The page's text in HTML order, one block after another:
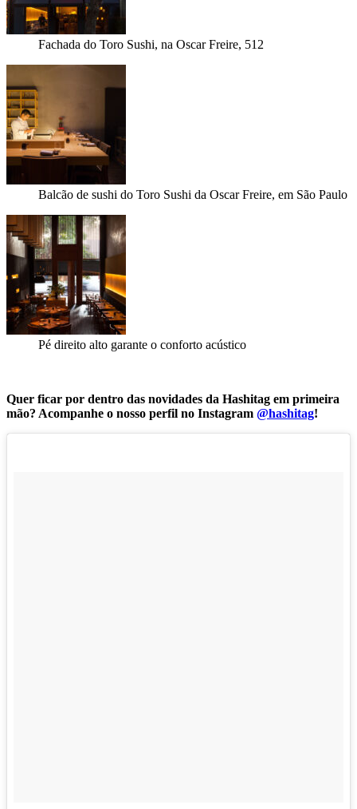
Fachada do Toro Sushi, na Oscar Freire, 512
Balcão de sushi do Toro Sushi da Oscar Freire, em São Paulo
Pé direito alto garante o conforto acústico
Quer ficar por dentro das novidades da Hashitag em primeira
mão? Acompanhe o nosso perfil no Instagram @hashitag!